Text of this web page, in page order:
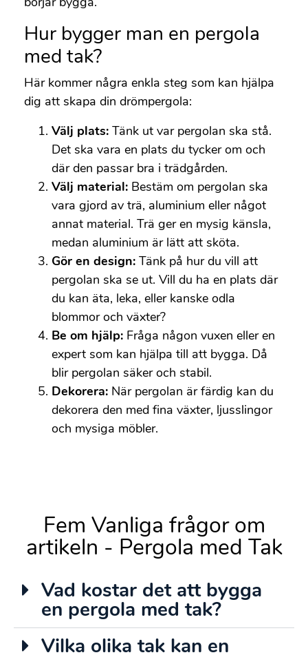
Hur bygger man en pergola
med tak?
Här kommer några enkla steg som kan hjälpa
dig att skapa din drömpergola:
Välj plats: Tänk ut var pergolan ska stå.
Det ska vara en plats du tycker om och
där den passar bra i trädgården.
Välj material: Bestäm om pergolan ska
vara gjord av trä, aluminium eller något
annat material. Trä ger en mysig känsla,
medan aluminium är lätt att sköta.
Gör en design: Tänk på hur du vill att
pergolan ska se ut. Vill du ha en plats där
du kan äta, leka, eller kanske odla
blommor och växter?
Be om hjälp: Fråga någon vuxen eller en
expert som kan hjälpa till att bygga. Då
blir pergolan säker och stabil.
Dekorera: När pergolan är färdig kan du
dekorera den med fina växter, ljusslingor
och mysiga möbler.
Fem Vanliga frågor om
artikeln - Pergola med Tak
Vad kostar det att bygga
en pergola med tak?
Vilka olika tak kan en